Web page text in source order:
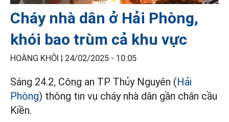
Cháy nhà dân ở Hải Phòng,
khói bao trùm cả khu vực
HOÀNG KHÔI | 24/02/2025 - 10:05
Sáng 24.2, Công an TP Thủy Nguyên (Hải
Phòng) thông tin vụ cháy nhà dân gần chân cầu
Kiền.